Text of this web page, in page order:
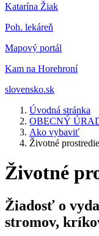
Katarína Žiak
Poh. lekáreň
Mapový portál
Kam na Horehroní
slovensko.sk
Úvodná stránka
OBECNÝ
Ako vybaviť
Životné prostredie
Životné
Žiadosť o
stromov,